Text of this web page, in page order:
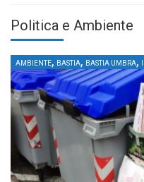
Politica e Ambiente
AMBIENTE, BASTIA, BASTIA UMBRA,